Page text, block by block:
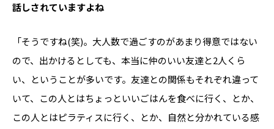
話しされていますよね
「そうですね(笑)。大人数で過ごすのがあまり得意ではない
ので、出かけるとしても、本当に仲のいい友達と2人くら
い、ということが多いです。友達との関係もそれぞれ違って
いて、この人とはちょっといいごはんを食べに行く、とか、
この人とはピラティスに行く、とか、自然と分かれている感